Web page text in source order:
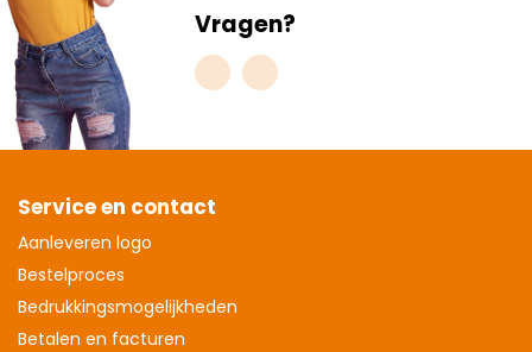
Vragen?
Service en contact
Aanleveren logo
Bestelproces
Bedrukkingsmogelijkheden
Betalen en facturen